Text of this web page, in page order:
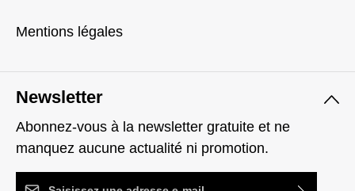
Newsletter
Abonnez-vous à la newsletter gratuite et ne
manquez aucune actualité ni promotion.
Adresse e-mail*
Mentions légales